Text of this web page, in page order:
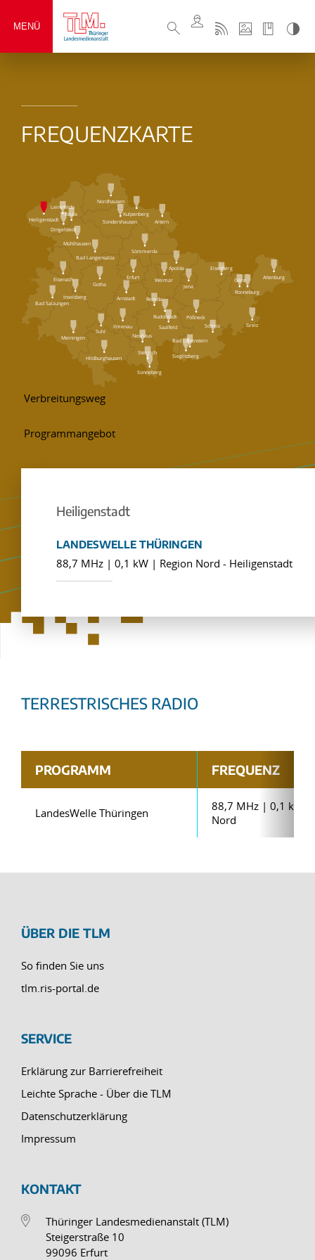
MENÜ
FREQUENZKARTE
Artern
Inselsberg
Sieglitzberg
Bad Lobenstein
Remda
Ronneburg
Steinach
Sonneberg
Neuhaus
Hildburghausen
Greiz
Schleiz
Pößneck
Saalfeld
Rudolstadt
Arnstadt
Ilmenau
Suhl
Meiningen
Bad Salzungen
Altenburg
Gera
Eisenberg
Jena
Apolda
Weimar
Erfurt
Gotha
Eisenach
Sömmerda
Bad Langensalza
Mühlhausen
Sondershausen
Keula
Dingelstedt
Kulpenberg
Nordhausen
Leinefelde
Heiligenstadt
Heiligenstadt
LANDESWELLE THÜRINGEN
88,7 MHz | 0,1 kW | Region Nord - Heiligenstadt
TERRESTRISCHES RADIO
PROGRAMM FREQUENZ
LandesWelle Thüringen
88,7 MHz | 0,1 kW |
Nord
ÜBER DIE TLM
So finden Sie uns
tlm.ris-portal.de
SERVICE
Erklärung zur Barrierefreiheit
Leichte Sprache - Über die TLM
Datenschutzerklärung
Impressum
KONTAKT
Thüringer Landesmedienanstalt (TLM)
Steigerstraße 10
99096 Erfurt